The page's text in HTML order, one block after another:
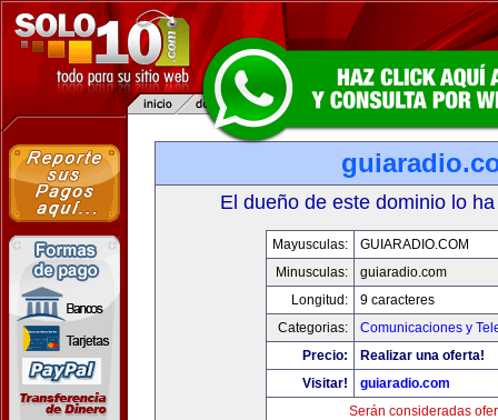
El dueño de este dominio lo
Mayusculas:
GUIARADIO.COM
Minusculas:
guiaradio.com
Longitud:
9 caracteres
Categorias:
Comunicaciones y
Precio:
Realizar una oferta!
Visitar!
guiaradio.com
Serán consideradas